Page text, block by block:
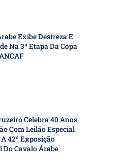
Exibe Destreza E
Na 3ª Etapa Da Copa
Celebra 40 Anos
Com Leilão Especial
42ª Exposição
Do Cavalo Árabe